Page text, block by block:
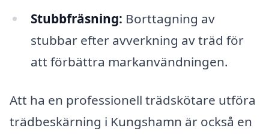
Stubbfräsning: Borttagning av
stubbar efter avverkning av träd för
att förbättra markanvändningen.
Att ha en professionell trädskötare utföra
trädbeskärning i Kungshamn är också en